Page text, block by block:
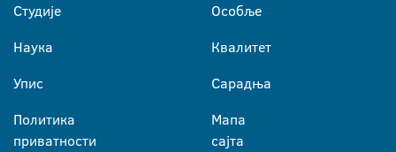
Студије
Наука
Упис
Политика
приватности
Особље
Квалитет
Сарадња
Мапа
сајта